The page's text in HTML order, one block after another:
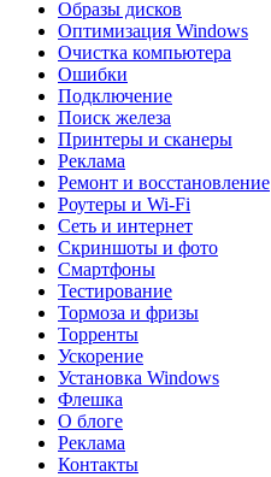
Образы дисков
Оптимизация Windows
Очистка компьютера
Ошибки
Подключение
Поиск железа
Принтеры и сканеры
Реклама
Ремонт и восстановление
Роутеры и Wi-Fi
Сеть и интернет
Скриншоты и фото
Смартфоны
Тестирование
Тормоза и фризы
Торренты
Ускорение
Установка Windows
Флешка
О блоге
Реклама
Контакты